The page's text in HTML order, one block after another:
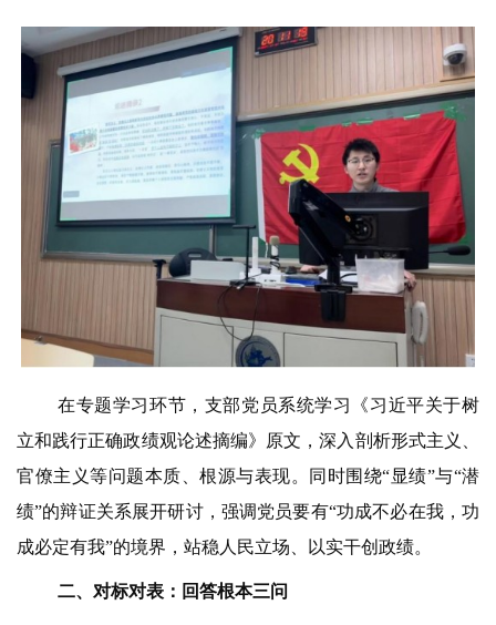
在专题学习环节，支部党员系统学习《习近平关于树
立和践行正确政绩观论述摘编》原文，深入剖析形式主义、
官僚主义等问题本质、根源与表现。
同时围绕“显绩”与“潜
绩”的辩证关系展开研讨，强调党员要有“功成不必在我，功
成必定有我”的境界，站稳人民立场、以实干创政绩。
二、 对标对表 ： 回答根本三问